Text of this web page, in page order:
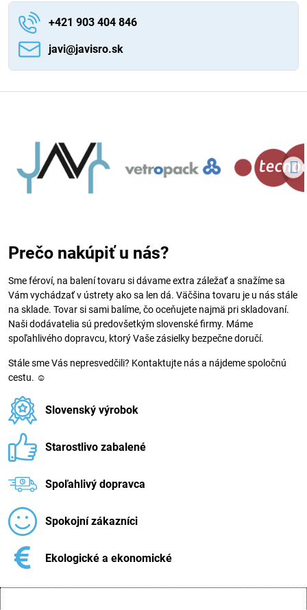
+421 903 404 846
javi​@javisro​.sk
Prečo nakúpiť u nás?
Sme féroví, na balení tovaru si dávame extra záležať a snažíme sa
Vám vychádzať v ústrety ako sa len dá. Väčšina tovaru je u nás stále
na sklade. Tovar si sami balíme, čo oceňujete najmä pri skladovaní.
Naši dodávatelia sú predovšetkým slovenské firmy. Máme
spoľahlivého dopravcu, ktorý Vaše zásielky bezpečne doručí.
Stále sme Vás nepresvedčili? Kontaktujte nás a nájdeme spoločnú
cestu. ☺
Slovenský výrobok
Starostlivo zabalené
Spoľahlivý dopravca
Spokojní zákazníci
Ekologické a ekonomické